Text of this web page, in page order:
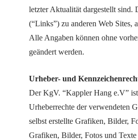
letzter Aktualität dargestellt sind.
(“Links”) zu anderen Web
Alle Angaben können ohne
geändert werden.
Urheber- und
Der KgV. “Kappler Hang e.V”
Urheberrechte der verwendeten
selbst erstellte Grafiken, Bilder,
Grafiken, Bilder, Fotos und